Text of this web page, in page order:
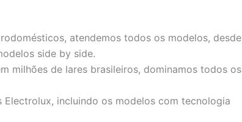
atendemos todos os modelos, desde
side by side.
milhões de lares brasileiros, dominamos todos os
Electrolux, incluindo os modelos com tecnologia